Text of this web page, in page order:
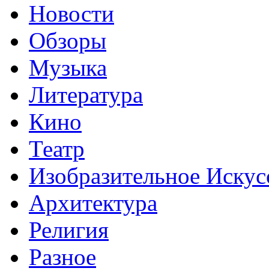
Новости
Обзоры
Музыка
Литература
Кино
Театр
Изобразительное
Архитектура
Религия
Разное